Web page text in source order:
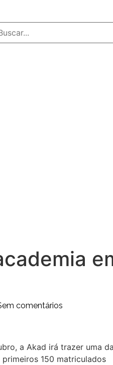
comentários
a Akad irá trazer uma
150 matriculados